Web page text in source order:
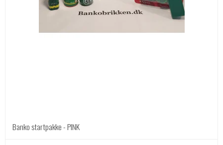
Banko startpakke - PINK